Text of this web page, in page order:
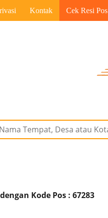
Kontak Cek Resi Pos
Kode Pos : 67283